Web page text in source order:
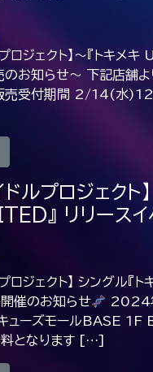
プロジェクト】〜『トキメ
のお知らせ〜 下記店舗
売受付期間 2/14(水
ドルプロジェクト
』 リリースイ
プロジェクト】 シングル『
開催のお知らせ
2024
ューズモールBASE 1F
となります […]